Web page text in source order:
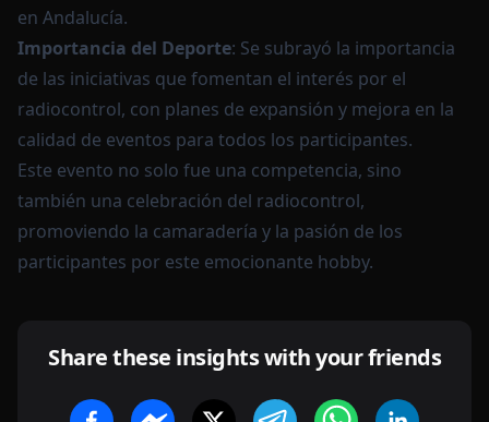
en Andalucía.
Importancia del Deporte: Se subrayó la importancia
de las iniciativas que fomentan el interés por el
radiocontrol, con planes de expansión y mejora en la
calidad de eventos para todos los participantes.
Este evento no solo fue una competencia, sino
también una celebración del radiocontrol,
promoviendo la camaradería y la pasión de los
participantes por este emocionante hobby.
Share these insights with your friends